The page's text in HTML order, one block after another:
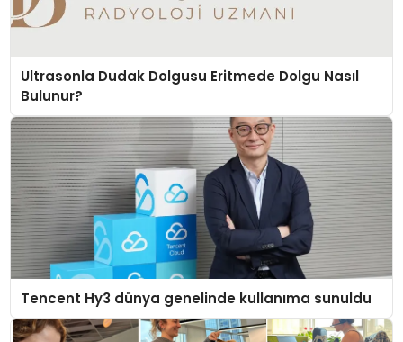
Ultrasonla Dudak Dolgusu Eritmede Dolgu Nasıl
Bulunur?
Tencent Hy3 dünya genelinde kullanıma sunuldu